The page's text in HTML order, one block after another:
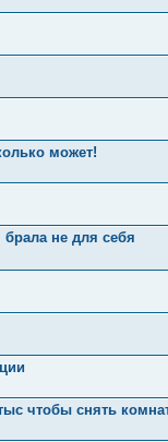
может!
не для себя
чтобы снять